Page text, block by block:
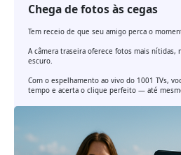
Chega de fotos às cegas
Tem receio de que seu amigo perca o
A câmera traseira oferece fotos mais nítidas,
escuro.
Com o espelhamento ao vivo do 1001 TVs,
tempo e acerta o clique perfeito — até